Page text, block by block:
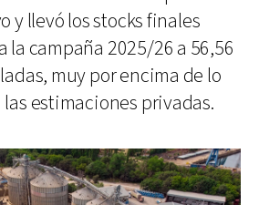
y llevó los stocks finales
la campaña 2025/26 a 56,56
muy por encima de lo
estimaciones privadas.